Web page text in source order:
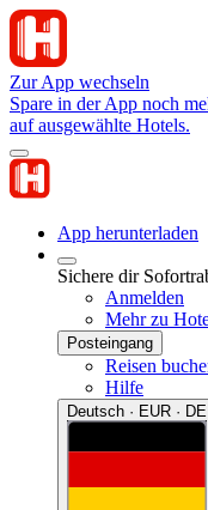
Zur App wechseln
Spare in der App noch
auf ausgewählte Hotels.
App herunterladen
Sichere dir
Anmelden
Mehr zu
Posteingang
Reisen
Hilfe
Deutsch · EUR · DE